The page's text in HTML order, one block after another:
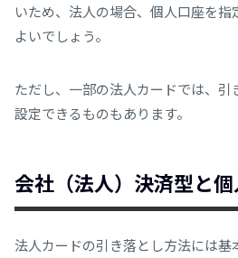
いため、法人の場合、個人口座を
よいでしょう。
ただし、一部の法人カードでは、
設定できるものもあります。
会社（法人） 決済型と
法人カードの引き落とし方法には基